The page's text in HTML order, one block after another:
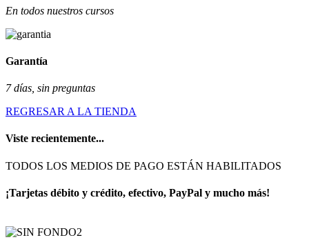
En todos nuestros cursos
Garantía
7 días, sin preguntas
REGRESAR A LA TIENDA
Viste recientemente...
TODOS LOS MEDIOS DE PAGO ESTÁN HABILITADOS
¡Tarjetas débito y crédito, efectivo, PayPal y mucho más!